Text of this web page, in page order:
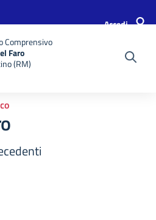
Accedi
Comprensivo
Faro
(RM)